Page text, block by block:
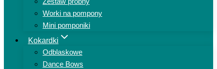
Worki na pompony
Mini pomponiki
Kokardki
Odblaskowe
Dance Bows